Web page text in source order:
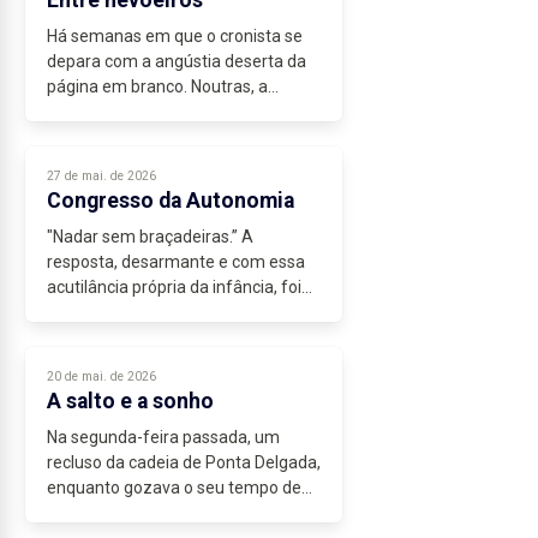
Há semanas em que o cronista se
depara com a angústia deserta da
página em branco. Noutras, a
Na...
27 de mai. de 2026
Congresso da Autonomia
"Nadar sem braçadeiras.” A
resposta, desarmante e com essa
acutilância própria da infância, foi
mais...
20 de mai. de 2026
A salto e a sonho
Na segunda-feira passada, um
recluso da cadeia de Ponta Delgada,
enquanto gozava o seu tempo de